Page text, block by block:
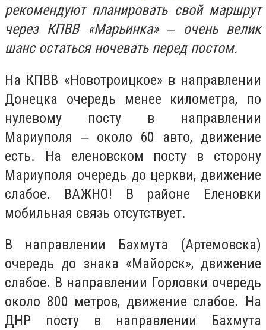
рекомендуют планировать свой маршрут
через КПВВ «Марьинка» ‒ очень велик
шанс остаться ночевать перед постом.
На КПВВ «Новотроицкое» в направлении
Донецка очередь менее километра, по
нулевому посту в направлении
Мариуполя ‒ около 60 авто, движение
есть. На еленовском посту в сторону
Мариуполя очередь до церкви, движение
слабое. ВАЖНО! В районе Еленовки
мобильная связь отсутствует.
В направлении Бахмута (Артемовска)
очередь до знака «Майорск», движение
слабое. В направлении Горловки очередь
около 800 метров, движение слабое. На
ДНР посту в направлении Бахмута